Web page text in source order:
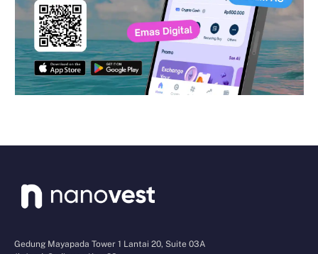
Gedung Mayapada Tower 1 Lantai 20, Suite 03A